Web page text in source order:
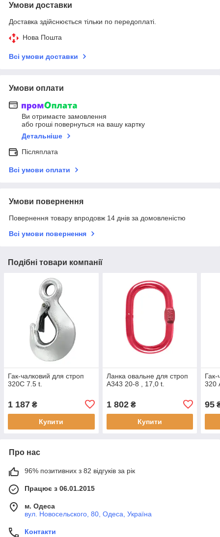
Умови доставки
Доставка здійснюється тільки по передоплаті.
Нова Пошта
Всі умови доставки
Умови оплати
Ви отримаєте замовлення
або гроші повернуться на вашу картку
Детальніше
Післяплата
Всі умови оплати
Умови повернення
Повернення товару впродовж 14 днів за домовленістю
Всі умови повернення
Подібні товари компанії
Гак-чалковий для строп
320С 7.5 t.
1 187 ₴
Купити
Ланка овальне для строп
А343 20-8 , 17,0 t.
1 802₴
Купити
Гак-
320
95
Про нас
96% позитивних з 82 відгуків за рік
Працює з 06.01.2015
м. Одеса
вул. Новосельского, 80, Одеса, Україна
Контакти